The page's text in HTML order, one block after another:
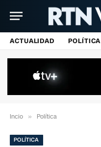
ACTUALIDAD POLÍTICA
Incio » Política
POLÍTICA